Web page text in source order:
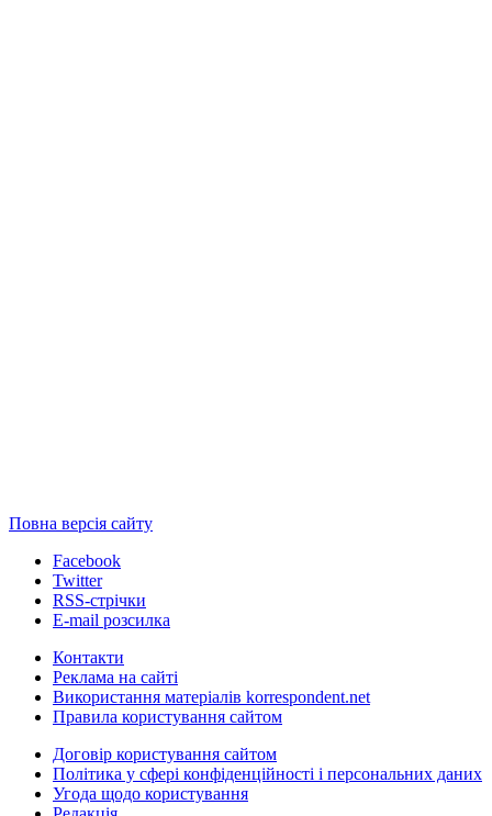
Повна версія сайту
Facebook
Twitter
RSS-стрічки
E-mail розсилка
Контакти
Реклама на сайті
Використання матеріалів korrespondent.net
Правила користування сайтом
Договір користування сайтом
Політика у сфері конфіденційності і персональних даних
Угода щодо користування